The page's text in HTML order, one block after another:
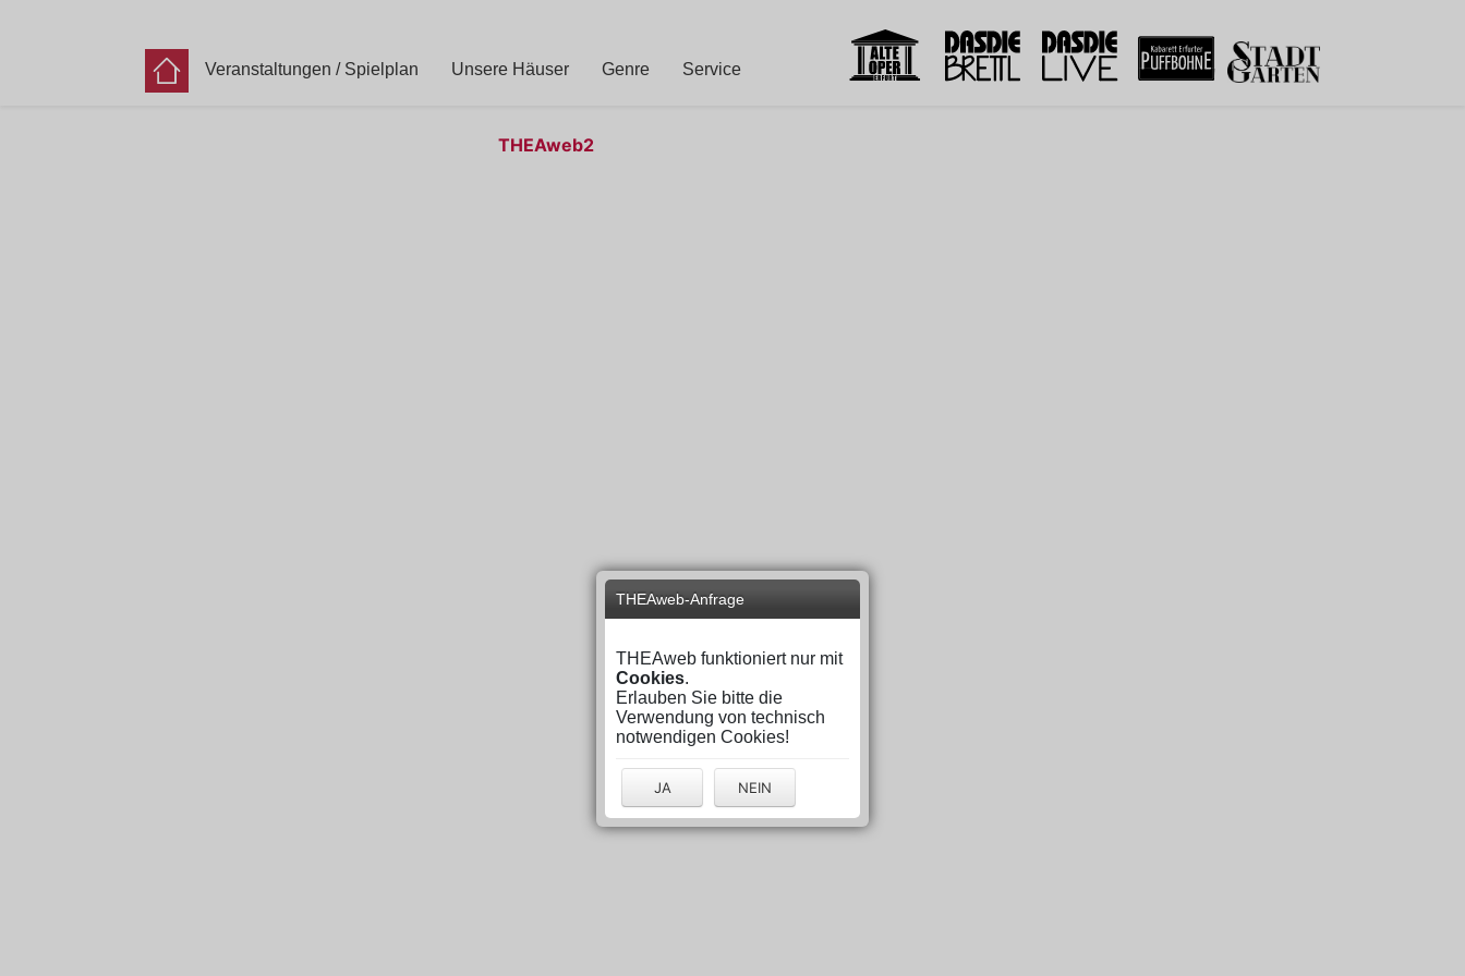
Veranstaltungen / Spielplan Unsere Häuser Genre Service
THEAweb2
THEAweb-Anfrage
THEAweb funktioniert nur mit
Cookies.
Erlauben Sie bitte die
Verwendung von technisch
notwendigen Cookies!
JA NEIN